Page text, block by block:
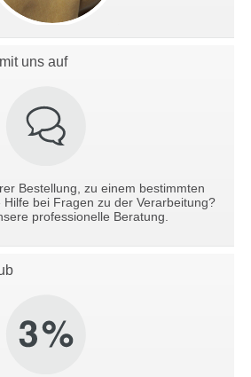
uns auf
Bestellung, zu einem bestimmten
bei Fragen zu der Verarbeitung?
professionelle Beratung.